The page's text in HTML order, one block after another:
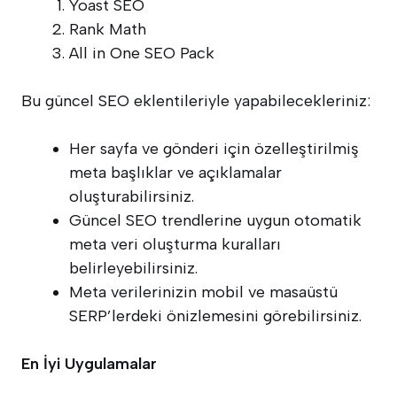
Yoast SEO
Rank Math
All in One SEO Pack
Bu güncel SEO eklentileriyle yapabilecekleriniz:
Her sayfa ve gönderi için özelleştirilmiş
meta başlıklar ve açıklamalar
oluşturabilirsiniz.
Güncel SEO trendlerine uygun otomatik
meta veri oluşturma kuralları
belirleyebilirsiniz.
Meta verilerinizin mobil ve masaüstü
SERP’lerdeki önizlemesini görebilirsiniz.
En İyi Uygulamalar